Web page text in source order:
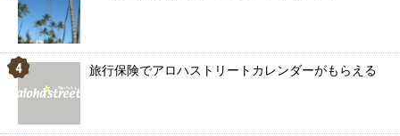
旅行保険でアロハストリートカレンダーがもらえる